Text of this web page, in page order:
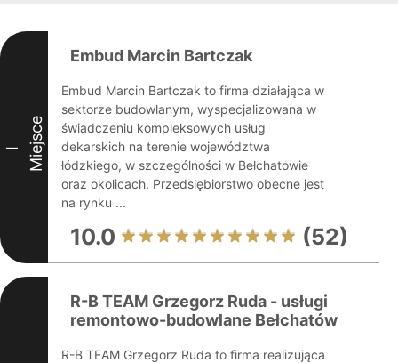
I Miejsce
Embud Marcin Bartczak
Embud Marcin Bartczak to firma działająca w
sektorze budowlanym, wyspecjalizowana w
świadczeniu kompleksowych usług
dekarskich na terenie województwa
łódzkiego, w szczególności w Bełchatowie
oraz okolicach. Przedsiębiorstwo obecne jest
na rynku ...
10.0 (52)
R-B TEAM Grzegorz Ruda - usługi
remontowo-budowlane Bełchatów
R-B TEAM Grzegorz Ruda to firma realizująca